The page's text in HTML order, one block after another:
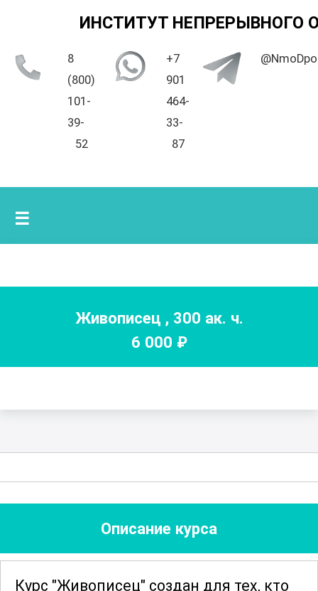
ИНСТИТУТ НЕПРЕРЫВНОГО
8
(800)
101-
39-
52
+7
901
464-
33-
87
☰
Живописец , 300 ак. ч.
6 000 ₽
Описание курса
Курс "Живописец" создан для тех, кто